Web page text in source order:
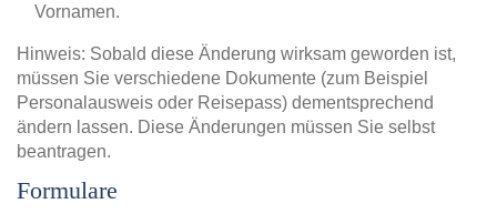
Vornamen.
Hinweis: Sobald diese Änderung wirksam geworden ist,
müssen Sie verschiedene Dokumente (zum Beispiel
Personalausweis oder Reisepass) dementsprechend
ändern lassen. Diese Änderungen müssen Sie selbst
beantragen.
Formulare